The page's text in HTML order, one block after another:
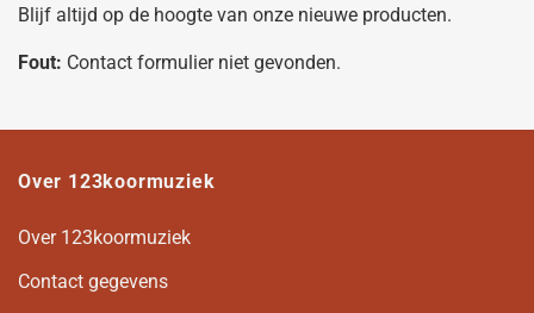
Blijf altijd op de hoogte van onze nieuwe producten.
Fout: Contact formulier niet gevonden.
Over 123koormuziek
Over 123koormuziek
Contact gegevens